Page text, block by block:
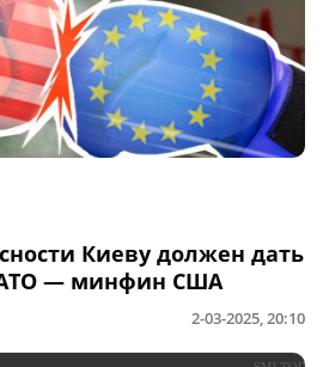
Киеву должен дать
— минфин США
2-03-2025, 20:10